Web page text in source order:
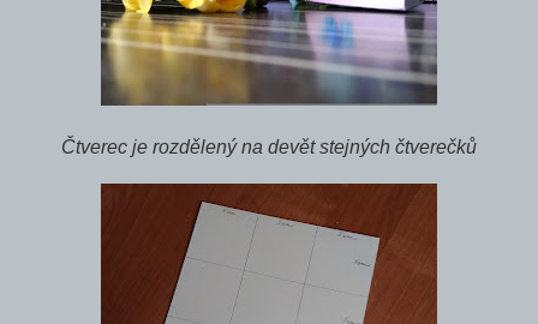
Čtverec je rozdělený na devět stejných čtverečků